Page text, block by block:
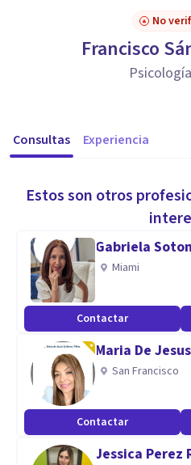
No
Francisco
Consultas Experiencia
Estos son otros
Gabriela
Miami
Contactar
Maria De
San Francisco
Contactar
Jessica Perez